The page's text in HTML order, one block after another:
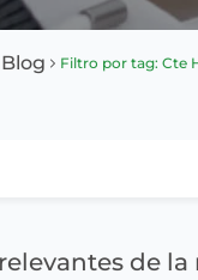
Blog Filtro por tag: Cte
de